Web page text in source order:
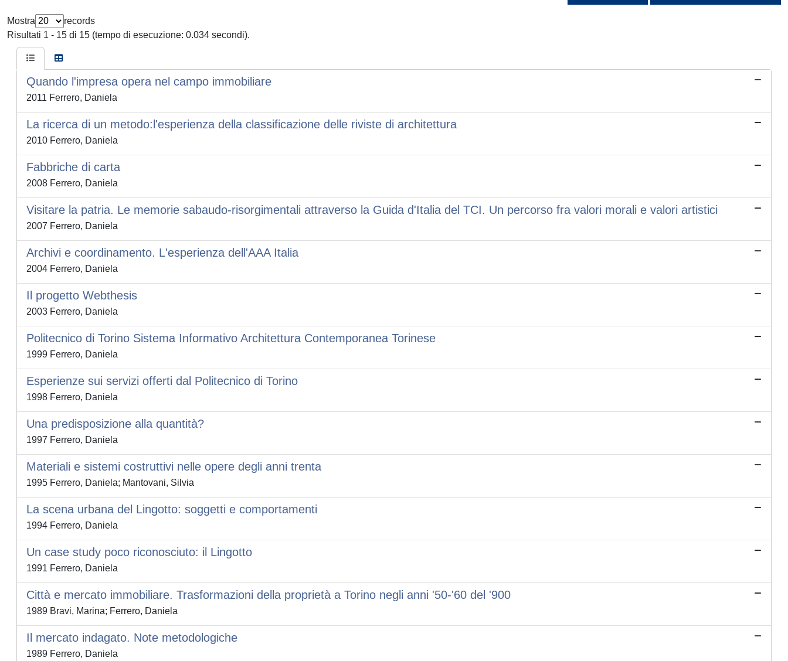
Mostra
records
Risultati 1 - 15 di 15 (tempo di esecuzione: 0.034 secondi).
Quando l'impresa opera nel campo immobiliare
2011 Ferrero, Daniela
La ricerca di un metodo:l'esperienza della classificazione delle riviste di architettura
2010 Ferrero, Daniela
Fabbriche di carta
2008 Ferrero, Daniela
Visitare la patria. Le memorie sabaudo-risorgimentali attraverso la Guida d'Italia del TCI. Un percorso fra valori morali e valori artistici
2007 Ferrero, Daniela
Archivi e coordinamento. L'esperienza dell'AAA Italia
2004 Ferrero, Daniela
Il progetto Webthesis
2003 Ferrero, Daniela
Politecnico di Torino Sistema Informativo Architettura Contemporanea Torinese
1999 Ferrero, Daniela
Esperienze sui servizi offerti dal Politecnico di Torino
1998 Ferrero, Daniela
Una predisposizione alla quantità?
1997 Ferrero, Daniela
Materiali e sistemi costruttivi nelle opere degli anni trenta
1995 Ferrero, Daniela; Mantovani, Silvia
La scena urbana del Lingotto: soggetti e comportamenti
1994 Ferrero, Daniela
Un case study poco riconosciuto: il Lingotto
1991 Ferrero, Daniela
Città e mercato immobiliare. Trasformazioni della proprietà a Torino negli anni '50-'60 del '900
1989 Bravi, Marina; Ferrero, Daniela
Il mercato indagato. Note metodologiche
1989 Ferrero, Daniela